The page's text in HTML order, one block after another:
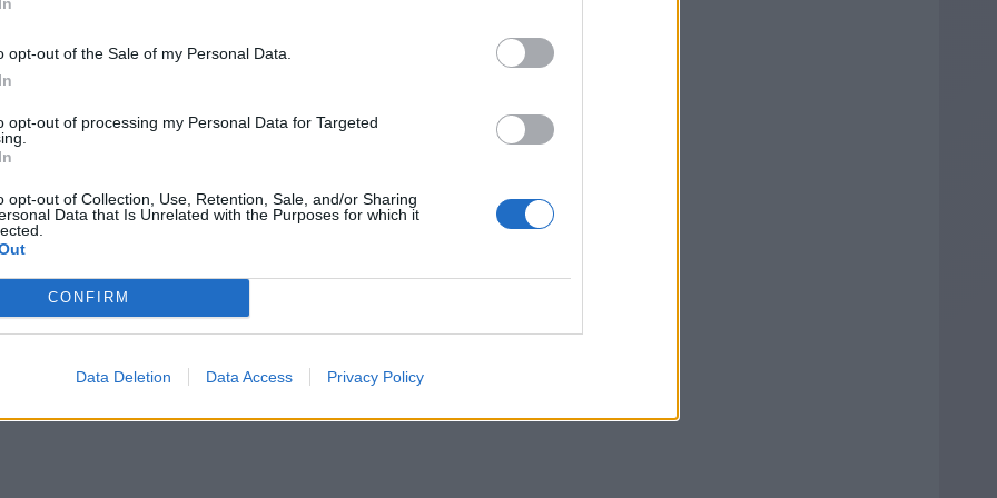
opt-out of the Sale of my Personal Data.
opt-out of processing my Personal Data for Targeted
opt-out of Collection, Use, Retention, Sale, and/or Sharing
Data that Is Unrelated with the Purposes for which it
CONFIRM
Data Deletion Data Access Privacy Policy
πραγματοποιηθεί στις 14 Σεπτεμβρίου, στις
Άντζελες. Παρουσιάστρια της ζωντανής
& Order: SVU», Mariska Hargitay. Η τελετή θα
μέσω streaming στην πλατφόρμα Peacock.